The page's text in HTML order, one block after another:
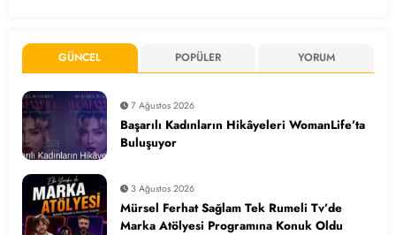
GÜNCEL POPÜLER YORUM
7 Ağustos 2026
Başarılı Kadınların Hikâyeleri WomanLife’ta
Buluşuyor
3 Ağustos 2026
Mürsel Ferhat Sağlam Tek Rumeli Tv’de
Marka Atölyesi Programına Konuk Oldu